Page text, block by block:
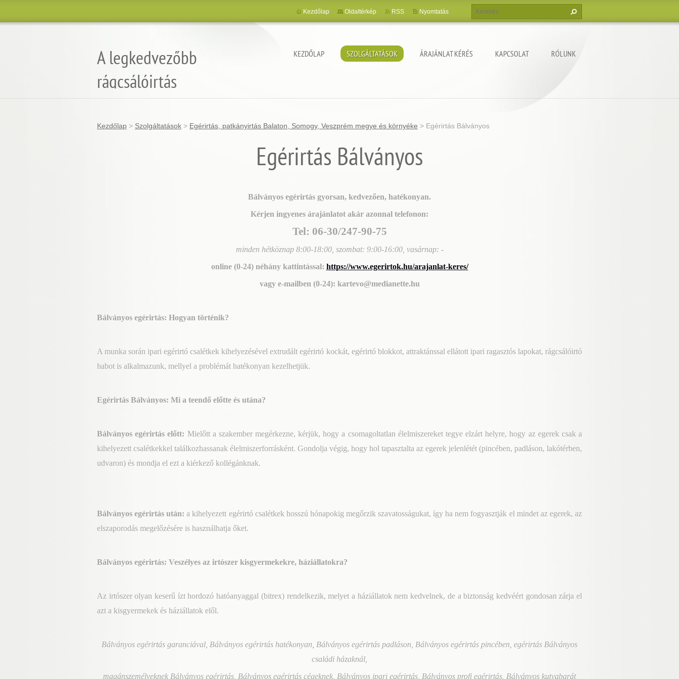
A legkedvezőbb
rágcsálóirtás
KEZDŐLAP SZOLGÁLTATÁSOK ÁRAJÁNLAT KÉRÉS KAPCSOLAT RÓLUNK
Kezdőlap Oldaltérkép RSS Nyomtatás
Kezdőlap > Szolgáltatások > Egérirtás, patkányirtás Balaton, Somogy, Veszprém megye és környéke > Egérirtás Bálványos
Egérirtás Bálványos
Bálványos egérirtás gyorsan, kedvezően, hatékonyan.
Kérjen ingyenes árajánlatot akár azonnal telefonon:
Tel: 06-30/247-90-75
minden hétköznap 8:00-18:00, szombat: 9:00-16:00, vasárnap: -
online (0-24) néhány kattintással: https://www.egerirtok.hu/arajanlat-keres/
vagy e-mailben (0-24): kartevo@medianette.hu
Bálványos egérirtás: Hogyan történik?
A munka során ipari egérirtó csalétkek kihelyezésével extrudált egérirtó kockát, egérirtó blokkot, attraktánssal ellátott ipari ragasztós lapokat, rágcsálóirtó
habot is alkalmazunk, mellyel a problémát hatékonyan kezelhetjük.
Egérirtás Bálványos: Mi a teendő előtte és utána?
Bálványos egérirtás előtt: Mielőtt a szakember megérkezne, kérjük, hogy a csomagoltatlan élelmiszereket tegye elzárt helyre, hogy az egerek csak a
kihelyezett csalétkekkel találkozhassanak élelmiszerforrásként. Gondolja végig, hogy hol tapasztalta az egerek jelenlétét (pincében, padláson, lakótérben,
udvaron) és mondja el ezt a kiérkező kollégánknak.
Bálványos egérirtás után: a kihelyezett egérirtó csalétkek hosszú hónapokig megőrzik szavatosságukat, így ha nem fogyasztják el mindet az egerek, az
elszaporodás megelőzésére is használhatja őket.
Bálványos egérirtás: Veszélyes az irtószer kisgyermekekre, háziállatokra?
Az irtószer olyan keserű ízt hordozó hatóanyaggal (bitrex) rendelkezik, melyet a háziállatok nem kedvelnek, de a biztonság kedvéért gondosan zárja el
azt a kisgyermekek és háziállatok elől.
Bálványos egérirtás garanciával, Bálványos egérirtás hatékonyan, Bálványos egérirtás padláson, Bálványos egérirtás pincében, egérirtás Bálványos
családi házaknál,
magánszemélyeknek Bálványos egérirtás, Bálványos egérirtás cégeknek, Bálványos ipari egérirtás, Bálványos profi egérirtás, Bálványos kutyabarát